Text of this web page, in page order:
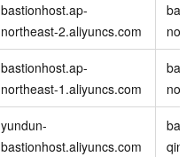
bastionhost.ap-
northeast-2.aliyuncs.com
bastionhost.ap-
northeast-1.aliyuncs.com
yundun-
bastionhost.aliyuncs.com